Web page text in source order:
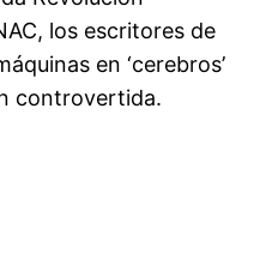
los escritores de
en ‘cerebros’
controvertida.